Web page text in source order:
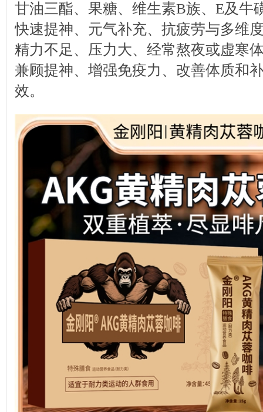
甘油三酯、果糖、维生素B族、E及牛
快速提神、元气补充、抗疲劳与多维
精力不足、压力大、经常熬夜或虚寒
兼顾提神、增强免疫力、改善体质和
效。